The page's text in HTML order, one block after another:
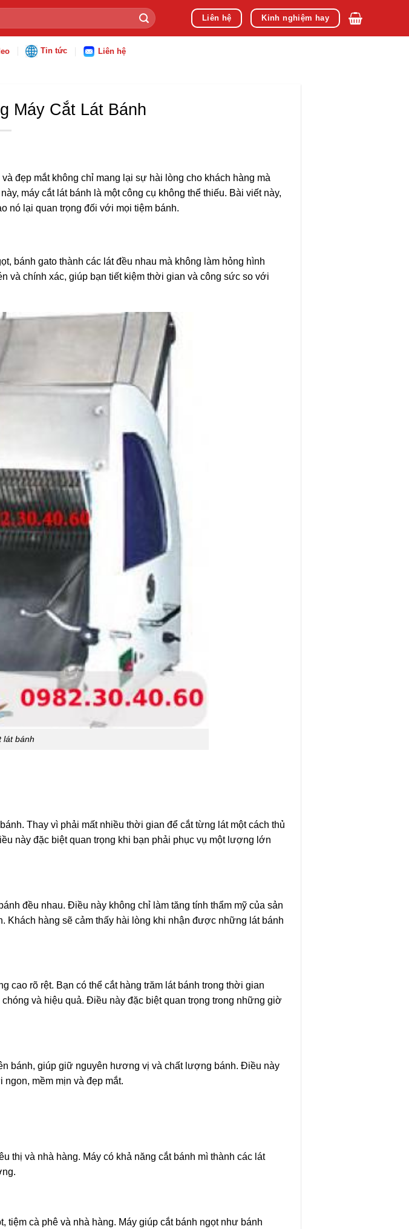
Liên hệ Kinh nghiệm hay
Tin tức Liên hệ
Máy Cắt Lát Bánh
đẹp mắt không chỉ mang lại sự hài lòng cho khách hàng mà
máy cắt lát bánh là một công cụ không thể thiếu. Bài viết này,
nó lại quan trọng đối với mọi tiệm bánh.
bánh gato thành các lát đều nhau mà không làm hỏng hình
và chính xác, giúp bạn tiết kiệm thời gian và công sức so với
lát bánh
Thay vì phải mất nhiều thời gian để cắt từng lát một cách thủ
này đặc biệt quan trọng khi bạn phải phục vụ một lượng lớn
đều nhau. Điều này không chỉ làm tăng tính thẩm mỹ của sản
Khách hàng sẽ cảm thấy hài lòng khi nhận được những lát bánh
cao rõ rệt. Bạn có thể cắt hàng trăm lát bánh trong thời gian
và hiệu quả. Điều này đặc biệt quan trọng trong những giờ
bánh, giúp giữ nguyên hương vị và chất lượng bánh. Điều này
mềm mịn và đẹp mắt.
thị và nhà hàng. Máy có khả năng cắt bánh mì thành các lát
cà phê và nhà hàng. Máy giúp cắt bánh ngọt như bánh